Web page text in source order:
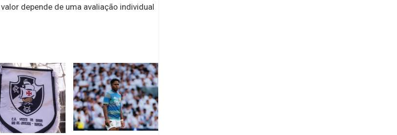
depende de uma avaliação individual